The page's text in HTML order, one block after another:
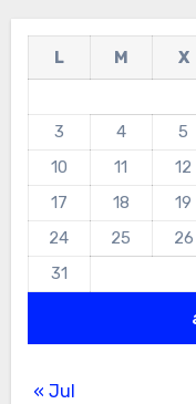
L M X
3
4 5
10
11 12
17
18 19
24
25 26
31
« Jul